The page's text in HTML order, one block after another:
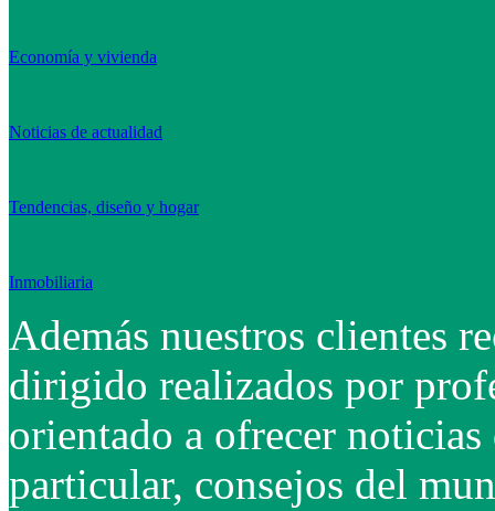
Economía y vivienda
Noticias de actualidad
Tendencias, diseño y hogar
Inmobiliaria
Además nuestros clientes
dirigido realizados por
orientado a ofrecer
particular, consejos del